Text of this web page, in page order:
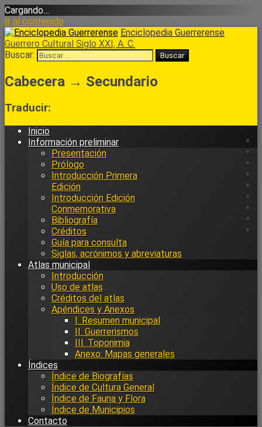
Cargando…
Ir al contenido
Enciclopedia Guerrerense
Guerrero Cultural Siglo XXI, A. C.
Buscar:
Cabecera → Secundario
Traducir:
Inicio
Información preliminar
Presentación
Prólogo
Introducción Primera
Edición
Introducción Edición
Conmemorativa
Bibliografía
Créditos
Guía para consulta
Siglas, acrónimos y abreviaturas
Atlas municipal
Introducción
Uso de atlas
Créditos del atlas
Apéndices y Anexos
I. Resumen municipal
II. Guerrerismos
III. Toponimia
Anexo: Mapas generales
Índices
Índice de Biografías
Índice de Cultura General
Índice de Fauna y Flora
Índice de Municipios
Contacto